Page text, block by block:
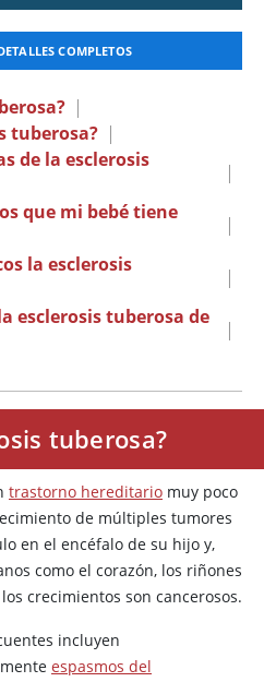
COMPLETOS
|
tuberosa? |
de la esclerosis
|
que mi bebé tiene
|
la esclerosis
|
esclerosis tuberosa de
|
tuberosa?
trastorno hereditario muy poco
de múltiples tumores
en el encéfalo de su hijo y,
como el corazón, los riñones
crecimientos son cancerosos.
incluyen
espasmos del